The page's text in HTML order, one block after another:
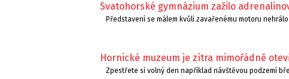
Svatohorské gymnázium zažilo
Představení se málem kvůli zavařenému motoru nehrálo.
Hornické muzeum je zítra mimořádně
Zpestřete si volný den například návštěvou podzemí